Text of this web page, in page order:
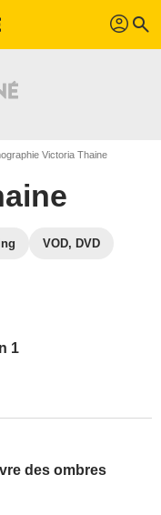
profil search
Victoria Thaine
VOD, DVD
1
des ombres